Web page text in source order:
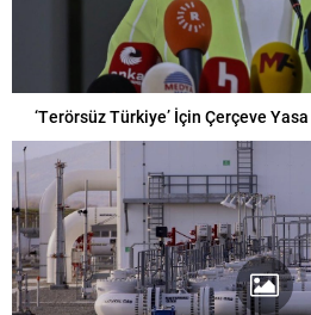
‘Terörsüz Türkiye’ İçin Çerçeve